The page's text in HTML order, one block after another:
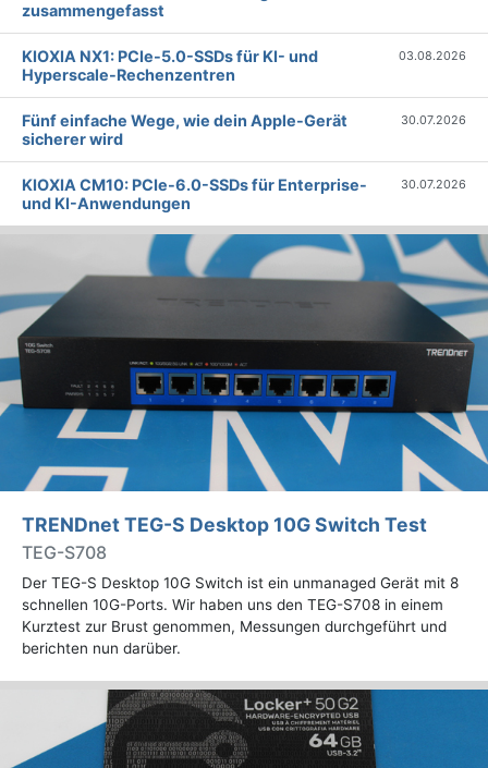
zusammengefasst
KIOXIA NX1: PCIe-5.0-SSDs für KI- und
Hyperscale-Rechenzentren
03.08.2026
Fünf einfache Wege, wie dein Apple-Gerät
sicherer wird
30.07.2026
KIOXIA CM10: PCIe-6.0-SSDs für Enterprise-
und KI-Anwendungen
30.07.2026
TRENDnet TEG-S Desktop 10G Switch Test
TEG-S708
Der TEG-S Desktop 10G Switch ist ein unmanaged Gerät mit 8
schnellen 10G-Ports. Wir haben uns den TEG-S708 in einem
Kurztest zur Brust genommen, Messungen durchgeführt und
berichten nun darüber.